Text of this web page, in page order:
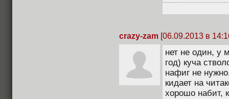
crazy-zam [06.09.2013 в
нет не один, у
год) куча
нафиг не
кидает на
хорошо набит,